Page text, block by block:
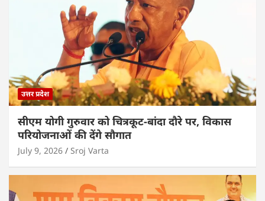
उत्तर प्रदेश
सीएम योगी गुरुवार को चित्रकूट-बांदा दौरे पर, विकास
परियोजनाओं की देंगे सौगात
July 9, 2026 Sroj Varta